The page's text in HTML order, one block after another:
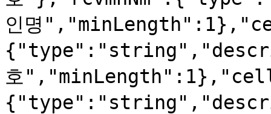
인명
호